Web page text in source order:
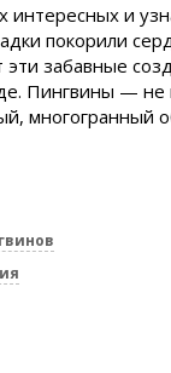
и
покорили
забавные
Пингвины —
многогранный